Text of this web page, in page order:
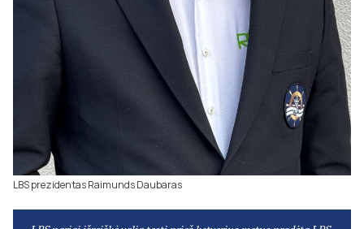
LBS prezidentas Raimunds Daubaras